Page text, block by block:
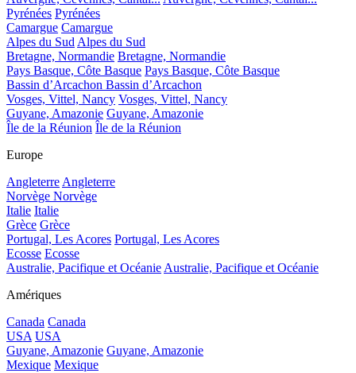
Pyrénées Pyrénées
Camargue Camargue
Alpes du SudAlpes du Sud
Bretagne, Normandie Bretagne, Normandie
Pays Basque, Côte Basque Pays Basque, Côte Basque
Bassin d’Arcachon Bassin d’Arcachon
Vosges, Vittel, Nancy Vosges, Vittel, Nancy
Guyane, Amazonie Guyane, Amazonie
Île de la Réunion Île de la Réunion
Europe
AngleterreAngleterre
Norvège Norvège
Italie Italie
Grèce Grèce
Portugal, Les Acores Portugal, Les Acores
Ecosse Ecosse
Australie, Pacifique et OcéanieAustralie, Pacifique et Océanie
Amériques
Canada Canada
USA USA
Guyane, Amazonie Guyane, Amazonie
Mexique Mexique